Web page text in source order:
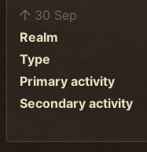
30 Sep
Realm
Type
Primary activity
Secondary activity